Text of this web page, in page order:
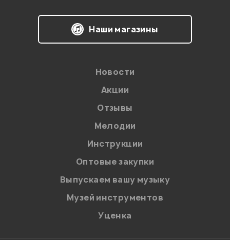
на обработку персональных данных в
Политикой в отношении обработки
персональных данных.
Введите проверочное число:
Наши магазины
Новости
Акции
Отзывы
Мелодии
Инструкции
Оптовые закупки
Выпускаем вашу музыку
Музей инструментов
Уценка